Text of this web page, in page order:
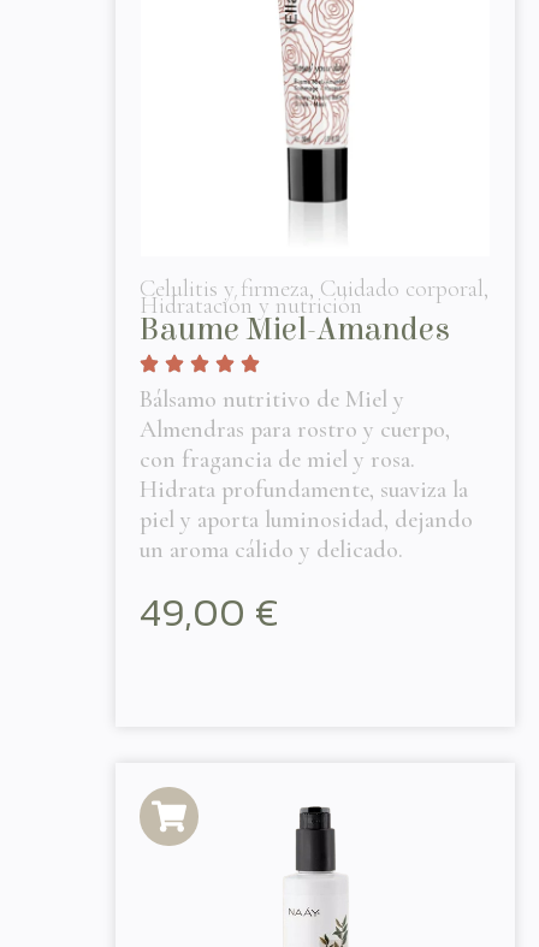
Celulitis y firmeza, Cuidado corporal,
Hidratación y nutrición
Baume Miel-Amandes
Bálsamo nutritivo de Miel y
Almendras para rostro y cuerpo,
con fragancia de miel y rosa.
Hidrata profundamente, suaviza la
piel y aporta luminosidad, dejando
un aroma cálido y delicado.
49,00 €